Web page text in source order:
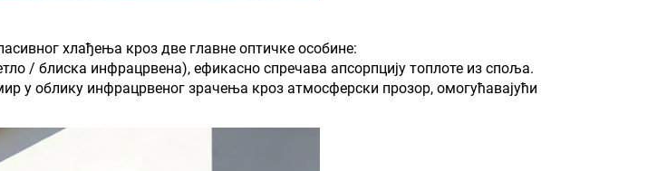
хлађења кроз две главне оптичке особине:
/ блиска инфрацрвена), ефикасно спречава апсорпцију топлоте из споља.
у облику инфрацрвеног зрачења кроз атмосферски прозор, омогућавајући